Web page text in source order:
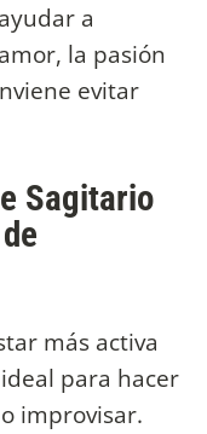
a
la pasión
evitar
Sagitario
más activa
para hacer
improvisar.